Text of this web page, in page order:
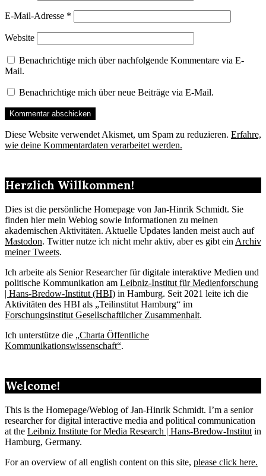
E-Mail-Adresse *
Website
Benachrichtige mich über nachfolgende Kommentare via E-
Mail.
Benachrichtige mich über neue Beiträge via E-Mail.
Diese Website verwendet Akismet, um Spam zu reduzieren. Erfahre,
wie deine Kommentardaten verarbeitet werden.
Herzlich Willkommen!
Dies ist die persönliche Homepage von Jan-Hinrik Schmidt. Sie
finden hier mein Weblog sowie Informationen zu meinen
akademischen Aktivitäten. Aktuelle Updates landen meist auch auf
Mastodon. Twitter nutze ich nicht mehr aktiv, aber es gibt ein Archiv
meiner Tweets.
Ich arbeite als Senior Researcher für digitale interaktive Medien und
politische Kommunikation am Leibniz-Institut für Medienforschung
| Hans-Bredow-Institut (HBI) in Hamburg. Seit 2021 leite ich die
Aktivitäten des HBI als „Teilinstitut Hamburg“ im
Forschungsinstitut Gesellschaftlicher Zusammenhalt.
Ich unterstütze die „Charta Öffentliche
Kommunikationswissenschaft“.
Welcome!
This is the Homepage/Weblog of Jan-Hinrik Schmidt. I’m a senior
researcher for digital interactive media and political communication
at the Leibniz Institute for Media Research | Hans-Bredow-Institut in
Hamburg, Germany.
For an overview of all english content on this site, please click here.